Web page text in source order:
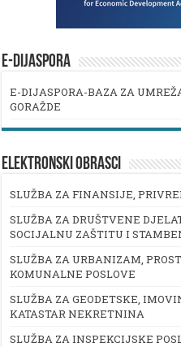
E-DIJASPORA
E-DIJASPORA-BAZA ZA
GORAŽDE
ELEKTRONSKI OBRASCI
SLUŽBA ZA FINANSIJE,
SLUŽBA ZA DRUŠTVENE
SOCIJALNU ZAŠTITU I
SLUŽBA ZA URBANIZAM,
KOMUNALNE POSLOVE
SLUŽBA ZA GEODETSKE,
KATASTAR NEKRETNINA
SLUŽBA ZA INSPEKCIJSKE